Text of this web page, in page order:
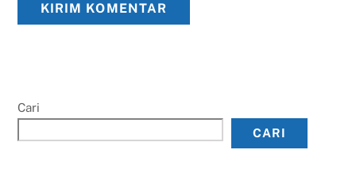
Cari
CARI